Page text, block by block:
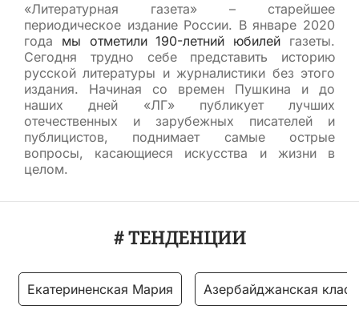
«Литературная газета» – старейшее
периодическое издание России. В январе 2020
года мы отметили 190-летний юбилей газеты.
Сегодня трудно себе представить историю
русской литературы и журналистики без этого
издания. Начиная со времен Пушкина и до
наших дней «ЛГ» публикует лучших
отечественных и зарубежных писателей и
публицистов, поднимает самые острые
вопросы, касающиеся искусства и жизни в
целом.
# ТЕНДЕНЦИИ
Екатериненская Мария Азербайджанская